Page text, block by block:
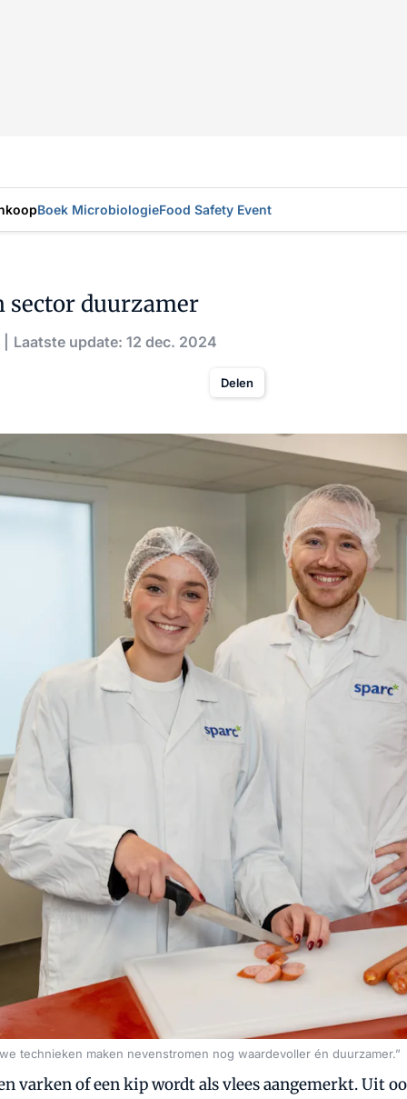
Boek MicrobiologieFood Safety Event
sector duurzamer
Laatste update: 12 dec. 2024
Delen
technieken maken nevenstromen nog waardevoller én duurzamer.”
varken of een kip wordt als vlees aangemerkt. Uit